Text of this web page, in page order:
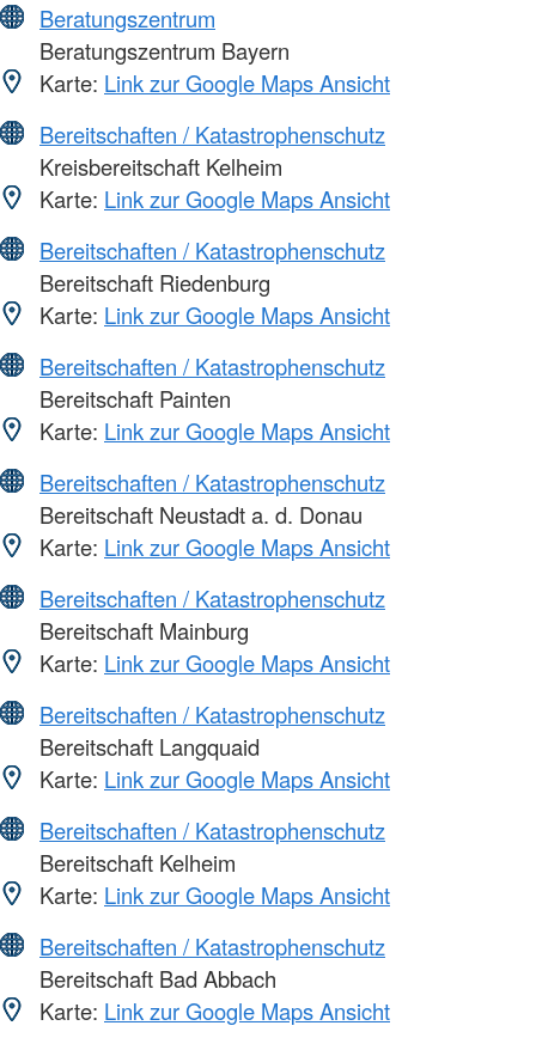
Beratungszentrum
Beratungszentrum Bayern
Karte: Link zur Google Maps Ansicht
Bereitschaften / Katastrophenschutz
Kreisbereitschaft Kelheim
Karte: Link zur Google Maps Ansicht
Bereitschaften / Katastrophenschutz
Bereitschaft Riedenburg
Karte: Link zur Google Maps Ansicht
Bereitschaften / Katastrophenschutz
Bereitschaft Painten
Karte: Link zur Google Maps Ansicht
Bereitschaften / Katastrophenschutz
Bereitschaft Neustadt a. d. Donau
Karte: Link zur Google Maps Ansicht
Bereitschaften / Katastrophenschutz
Bereitschaft Mainburg
Karte: Link zur Google Maps Ansicht
Bereitschaften / Katastrophenschutz
Bereitschaft Langquaid
Karte: Link zur Google Maps Ansicht
Bereitschaften / Katastrophenschutz
Bereitschaft Kelheim
Karte: Link zur Google Maps Ansicht
Bereitschaften / Katastrophenschutz
Bereitschaft Bad Abbach
Karte: Link zur Google Maps Ansicht